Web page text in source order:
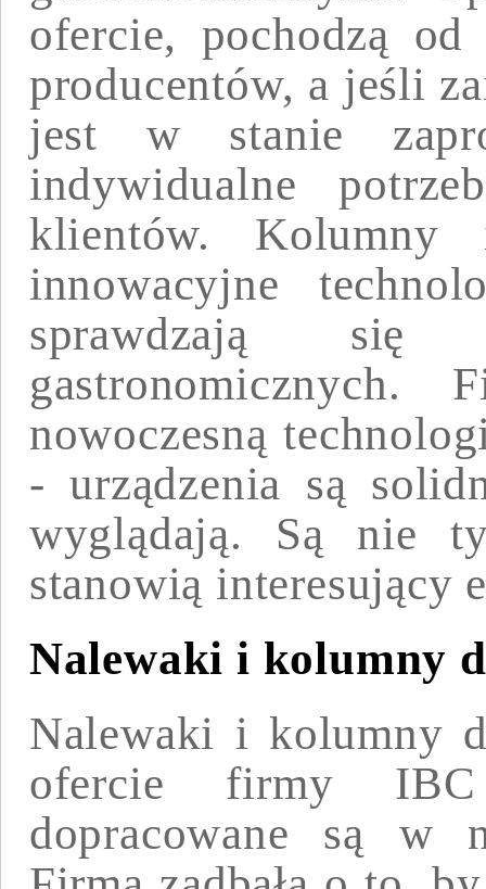
ofercie, pochodzą
producentów, a jeśli
jest w stanie
indywidualne
klientów.
innowacyjne
sprawdzają
nowoczesną
- urządzenia są
wyglądają. Są nie
stanowią interesujący
Nalewaki i kolumny
Nalewaki i kolumny
ofercie firmy
dopracowane są w